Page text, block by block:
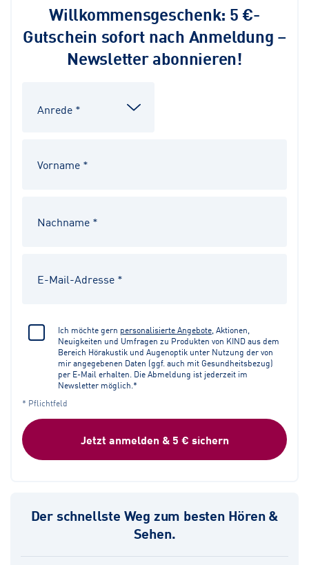
Willkommensgeschenk: 5 €-
Gutschein sofort nach Anmeldung –
Newsletter abonnieren!
Ich möchte gern personalisierte Angebote , Aktionen,
Neuigkeiten und Umfragen zu Produkten von KIND aus dem
Bereich Hörakustik und Augenoptik unter Nutzung der von
mir angegebenen Daten (ggf. auch mit Gesundheitsbezug)
per E-Mail erhalten. Die Abmeldung ist jederzeit im
Newsletter möglich.*
* Pflichtfeld
Jetzt anmelden & 5 € sichern
Der schnellste Weg zum besten Hören &
Sehen.